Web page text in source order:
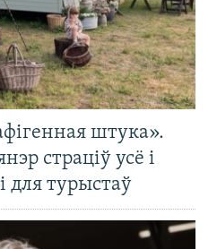
штука».
страціў усё і
для турыстаў